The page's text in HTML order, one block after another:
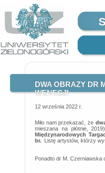
DWA OBRAZY DR
WENECJI
12 września 2022 r.
Miło nam przekazać, że
mieszana na płótnie,
Międzynarodowych
br. Listę artystów, którzy
Ponadto dr M. Czerniawska